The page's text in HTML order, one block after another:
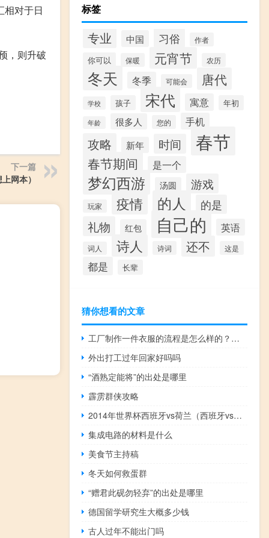
对于日
，则升破
下一篇
网本）
标签
专业 中国 习俗 作者
你可以 保暖 元宵节 农历
冬天 冬季 可能会 唐代
学校 孩子 宋代 寓意 年初
年龄 很多人 您的 手机
攻略 新年 时间 春节
春节期间 是一个
梦幻西游 汤圆 游戏
玩家 疫情 的人 的是
礼物 红包 自己的 英语
词人 诗人 诗词 还不 这是
都是 长辈
猜你想看的文章
工厂制作一件衣服的流程是怎么样的？如何设计爆款衣服？
外出打工过年回家好吗吗
“酒熟定能将”的出处是哪里
霹雳群侠攻略
2014年世界杯西班牙vs荷兰（西班牙vs荷兰）
集成电路的材料是什么
美食节主持稿
冬天如何救蛋群
“赠君此砚勿轻弃”的出处是哪里
德国留学研究生大概多少钱
古人过年不能出门吗